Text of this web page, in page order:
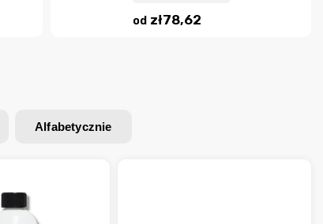
od zł78,62
Alfabetycznie